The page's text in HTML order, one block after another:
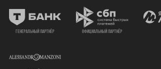
генеральный партнёр официальный партнёр